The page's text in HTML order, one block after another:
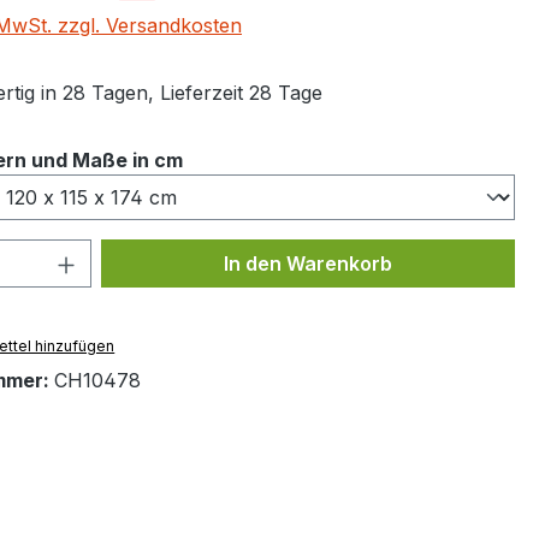
zzgl. Versandkosten
in 28 Tagen, Lieferzeit 28 Tage
und Maße in cmauswählen
Anzahl: Gib den gewünschten Wert
In den Warenkorb
hinzufügen
CH10478